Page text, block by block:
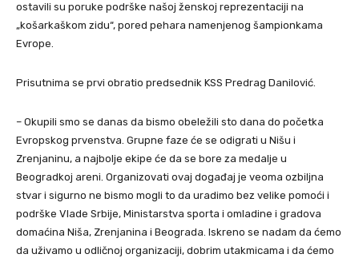
ostavili su poruke podrške našoj ženskoj reprezentaciji na
„košarkaškom zidu“, pored pehara namenjenog šampionkama
Evrope.
Prisutnima se prvi obratio predsednik KSS Predrag Danilović.
– Okupili smo se danas da bismo obeležili sto dana do početka
Evropskog prvenstva. Grupne faze će se odigrati u Nišu i
Zrenjaninu, a najbolje ekipe će da se bore za medalje u
Beogradkoj areni. Organizovati ovaj događaj je veoma ozbiljna
stvar i sigurno ne bismo mogli to da uradimo bez velike pomoći i
podrške Vlade Srbije, Ministarstva sporta i omladine i gradova
domaćina Niša, Zrenjanina i Beograda. Iskreno se nadam da ćemo
da uživamo u odličnoj organizaciji, dobrim utakmicama i da ćemo